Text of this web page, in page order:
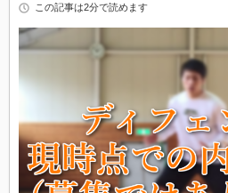
この記事は2分で読めます